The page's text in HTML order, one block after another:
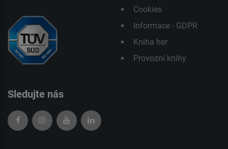
Cookies
Informace - GDPR
Kniha her
Provozní knihy
Sledujte nás